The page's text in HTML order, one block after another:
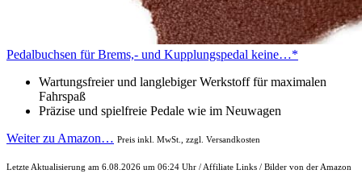
Pedalbuchsen für Brems,- und Kupplungspedal keine…*
Wartungsfreier und langlebiger Werkstoff für maximalen
Fahrspaß
Präzise und spielfreie Pedale wie im Neuwagen
Weiter zu Amazon… Preis inkl. MwSt., zzgl. Versandkosten
Letzte Aktualisierung am 6.08.2026 um 06:24 Uhr / Affiliate Links / Bilder von der Amazon